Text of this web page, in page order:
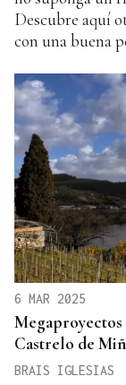
Descubre aquí
con una buena
6 MAR 2025
Castrelo de
BRAIS IGLESIAS